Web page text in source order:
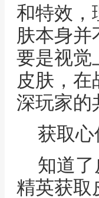
和特效，
肤本身并
要是视觉
皮肤，
深玩家的
获取
知道
精英获取